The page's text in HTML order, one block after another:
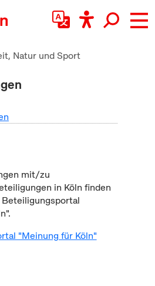
Natur und Sport
mit/zu
in Köln finden
"Meinung für Köln"